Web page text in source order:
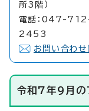
所3階）
電話：047-
2453
お問い合わせ
令和7年9月の